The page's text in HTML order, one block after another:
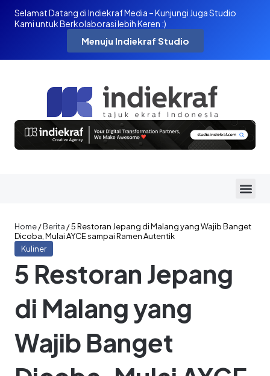
Selamat Datang di Indiekraf Media – Kunjungi Juga Studio
Kami untuk Berkolaborasi lebih Keren :)
Menuju Indiekraf Studio
Home/Berita /5 Restoran Jepang di Malang yang Wajib Banget
Dicoba, Mulai AYCE sampai Ramen Autentik
Kuliner
5 Restoran Jepang
di Malang yang
Wajib Banget